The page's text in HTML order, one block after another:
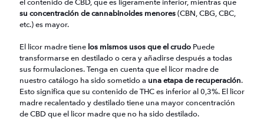
el contenido de CBD, que es ligeramente inferior, mientras que
su concentración de cannabinoides menores(CBN, CBG, CBC,
etc.) es mayor.
El licor madre tiene los mismos usos que el crudo Puede
transformarse en destilado o cera y añadirse después a todas
sus formulaciones. Tenga en cuenta que el licor madre de
nuestro catálogo ha sido sometido a una etapa de recuperación.
Esto significa que su contenido de THC es inferior al 0,3%. El licor
madre recalentado y destilado tiene una mayor concentración
de CBD que el licor madre que no ha sido destilado.